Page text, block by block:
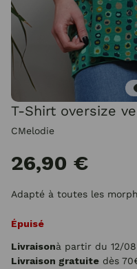
T-Shirt oversize
CMelodie
26,90 €
Adapté à toutes les
Épuisé
Livraisonà partir du 12/08
Livraison gratuite dès